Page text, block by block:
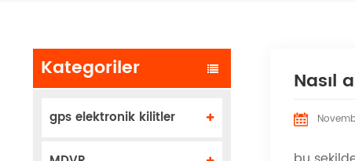
Nasıl
Kategoriler
gps elektronik kilitler